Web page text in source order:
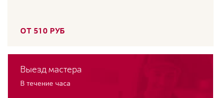
ОТ 510 РУБ
Выезд мастера
В течение часа